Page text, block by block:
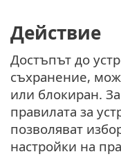
Действие
Достъпът до
съхранение,
или блокиран.
правилата за
позволяват
настройки на